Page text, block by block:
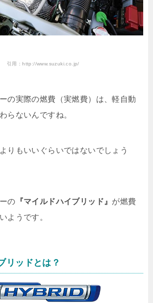
引用：http://www.suzuki.co.jp/
の実際の燃費（実燃費）は、軽自動
らないんですね。
りもいいぐらいではないでしょう
の 『マイルドハイブリッド』 が燃費
ようです。
リッドとは？